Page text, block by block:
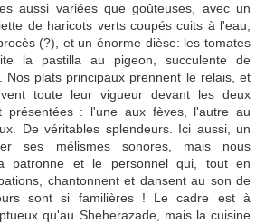
aussi variées que goûteuses, avec un
de haricots verts coupés cuits à l'eau,
(?), et un énorme dièse: les tomates
la pastilla au pigeon, succulente de
Nos plats principaux prennent le relais, et
toute leur vigueur devant les deux
présentées : l'une aux fèves, l'autre au
De véritables splendeurs. Ici aussi, un
ses mélismes sonores, mais nous
patronne et le personnel qui, tout en
chantonnent et dansent au son de
sont si familières ! Le cadre est à
qu'au Sheherazade, mais la cuisine